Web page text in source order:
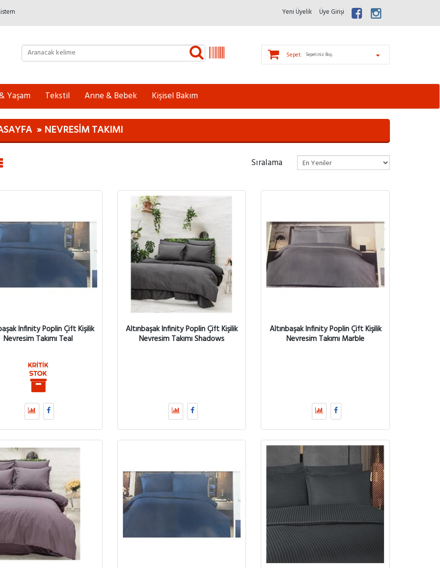
Yeni Üyelik Üye Girişi
Sepet: Sepetiniz Boş.
Yaşam Tekstil Anne & Bebek Kişisel Bakım
NEVRESIM TAKIMI
Sıralama
Infinity Poplin Çift Kişilik
Nevresim Takımı Teal
Altınbaşak Infinity Poplin Çift Kişilik
Nevresim Takımı Shadows
Altınbaşak Infinity Poplin Çift Kişilik
Nevresim Takımı Marble